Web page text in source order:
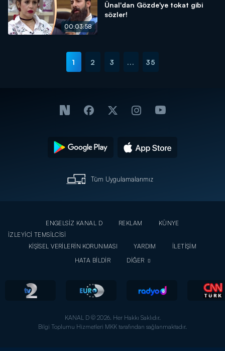
00:03:58
Ünal'dan Gözde'ye tokat gibi
sözler!
1 2 3 ... 35
Tüm Uygulamalarımız
ENGELSİZ KANAL D REKLAM
KÜNYE
İZLEYİCİ TEMSİLCİSİ
KİŞİSEL VERİLERİN KORUNMASI
YARDIM
İLETİŞİM
HATA BİLDİR
DİĞER
KANAL D © 2026. Her Hakkı Saklıdır.
Bilgi Toplumu Hizmetleri MKK tarafından sağlanmaktadır.